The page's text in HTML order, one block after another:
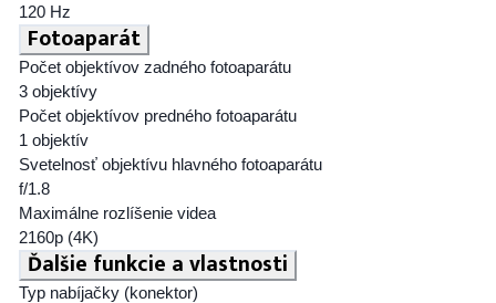
120 Hz
Fotoaparát
Počet objektívov zadného fotoaparátu
3 objektívy
Počet objektívov predného fotoaparátu
1 objektív
Svetelnosť objektívu hlavného fotoaparátu
f/1.8
Maximálne rozlíšenie videa
2160p (4K)
Ďalšie funkcie a vlastnosti
Typ nabíjačky (konektor)